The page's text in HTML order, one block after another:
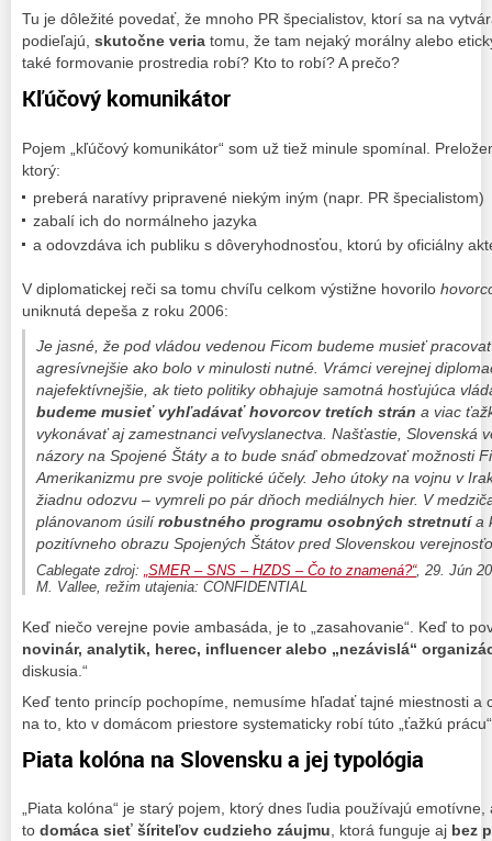
Tu je dôležité povedať, že mnoho PR špecialistov, ktorí sa na
podieľajú, skutočne veria tomu, že tam nejaký morálny alebo
také formovanie prostredia robí? Kto to robí? A prečo?
Kľúčový komunikátor
Pojem „kľúčový komunikátor“ som už tiež minule spomínal.
ktorý:
preberá naratívy pripravené niekým iným (napr. PR špecialistom)
zabalí ich do normálneho jazyka
a odovzdáva ich publiku s dôveryhodnosťou, ktorú by oficiálny
V diplomatickej reči sa tomu chvíľu celkom výstižne hovorilo
uniknutá depeša z roku 2006:
Je jasné, že pod vládou vedenou Ficom budeme musieť
agresívnejšie ako bolo v minulosti nutné. Vrámci verejnej
najefektívnejšie, ak tieto politiky obhajuje samotná hosťujúca
budeme musieť vyhľadávať hovorcov tretích strán a viac
vykonávať aj zamestnanci veľvyslanectva. Našťastie, Slovenská
názory na Spojené Štáty a to bude snáď obmedzovať možnosti
Amerikanizmu pre svoje politické účely. Jeho útoky na vojnu v
žiadnu odozvu – vymreli po pár dňoch mediálnych hier. V
plánovanom úsilírobustného programu osobných stretnutía
pozitívneho obrazu Spojených Štátov pred Slovenskou
Cablegate zdroj: „SMER – SNS – HZDS – Čo to znamená?“, 29. Jún
M. Vallee, režim utajenia: CONFIDENTIAL
Keď niečo verejne povie ambasáda, je to „zasahovanie“. Keď to
novinár, analytik, herec, influencer alebo „nezávislá“
diskusia.“
Keď tento princíp pochopíme, nemusíme hľadať tajné miestnosti a
na to, kto v domácom priestore systematicky robí túto „ťažkú
Piata kolóna na Slovensku a jej typológia
„Piata kolóna“ je starý pojem, ktorý dnes ľudia používajú
to domáca sieť šíriteľov cudzieho záujmu , ktorá funguje aj bez